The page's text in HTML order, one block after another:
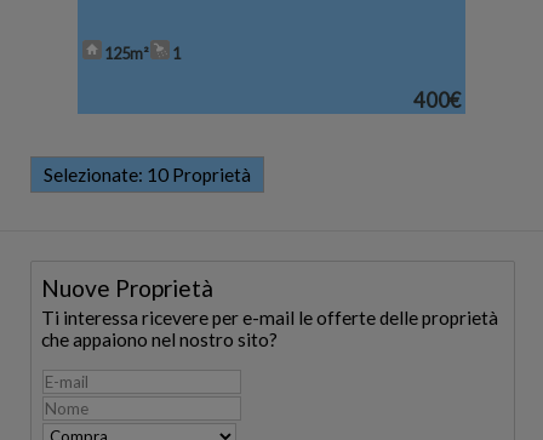
125m² 1
400€
Selezionate: 10 Proprietà
Nuove Proprietà
Ti interessa ricevere per e-mail le offerte delle proprietà
che appaiono nel nostro sito?